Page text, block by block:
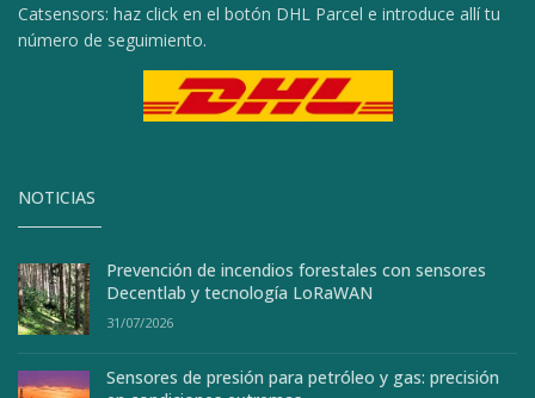
Catsensors: haz click en el botón DHL Parcel e introduce allí tu
número de seguimiento.
NOTICIAS
Prevención de incendios forestales con sensores
Decentlab y tecnología LoRaWAN
31/07/2026
Sensores de presión para petróleo y gas: precisión